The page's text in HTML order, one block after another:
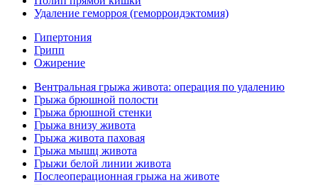
Удаление геморроя (геморроидэктомия)
Гипертония
Грипп
Ожирение
Вентральная грыжа живота: операция по удалению
Грыжа брюшной полости
Грыжа брюшной стенки
Грыжа внизу живота
Грыжа живота паховая
Грыжа мышц живота
Грыжи белой линии живота
Послеоперационная грыжа на животе